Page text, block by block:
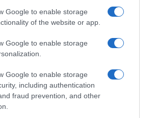
Google to enable storage
of the website or app.
Google to enable storage
Google to enable storage
including authentication
fraud prevention, and other
σας ενημερώνουμε ότι η Σχολή
και φέτος πολυποίκιλα
εργαστήρια για όλους εσάς που σαν
πάντα νέες σταγόνες γνώσης!!!
πολύμηνα εργαστήρια για μια πιο
μελέτη πάνω σε πολύ
πυλώνες της Τέχνης πίσω ή...